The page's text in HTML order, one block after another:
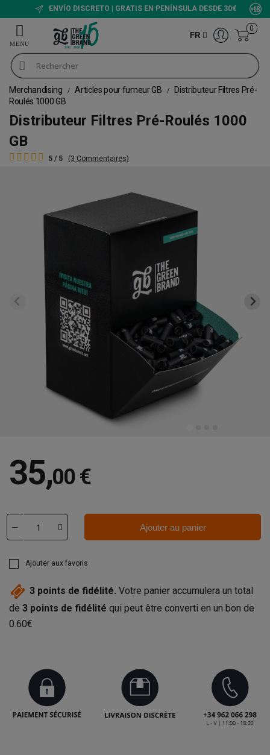
ENVÍO DISCRETO | GRATIS EN PENÍNSULA DESDE 30€
FR
0
Merchandising Articles pour fumeur GB
Distributeur Filtres Pré-
Roulés 1000 GB
Distributeur Filtres Pré-Roulés 1000
GB
5 / 5 (3 Commentaires)
35,00 €
Ajouter au panier
Ajouter aux favoris
3 points de fidélité. Votre panier accumulera un total
de 3 points de fidélité qui peut être converti en un bon de
0.60€